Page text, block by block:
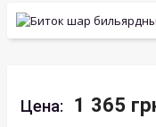
Цена: 1 365